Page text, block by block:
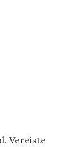
Vereiste